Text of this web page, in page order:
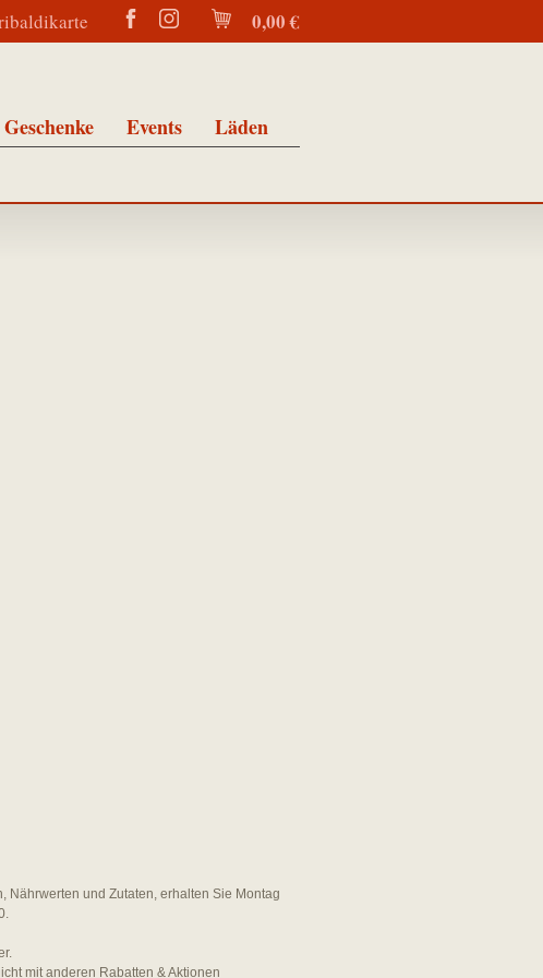
0,00 €
Geschenke Events
Läden
Nährwerten und Zutaten, erhalten Sie Montag
mit anderen Rabatten & Aktionen